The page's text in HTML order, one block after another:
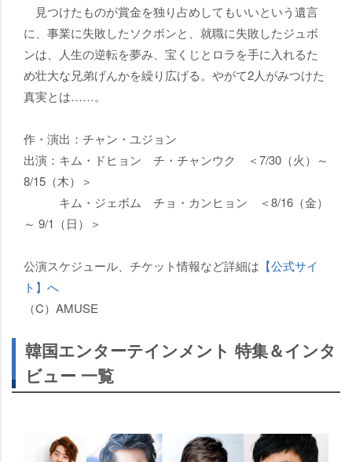
見つけたものが賞金を独り占めしてもいいという遺言
に、事業に失敗したソクボンと、就職に失敗したジュボ
ンは、人生の逆転を夢み、宝くじとロラを手に入れるた
め壮大な兄弟げんかを繰り広げる。やがて2人がみつけた
真実とは……。
作・演出：チャン・ユジョン
出演：キム・ドヒョン チ・チャンウク ＜7/30（火）～
8/15（木）＞
キム・ジェボム チョ・カンヒョン ＜8/16（金）
～ 9/1（日）＞
公演スケジュール、チケット情報など詳細は 【公式サイ
ト】へ
（C）AMUSE
韓国エンターテインメント 特集＆インタ
ビュー 一覧